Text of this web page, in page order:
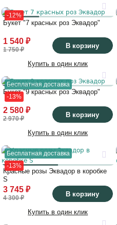
-12%
Букет "7 красных роз Эквадор"
1 540 ₽
1 750 ₽ В корзину
Купить в один клик
Бесплатная доставка
-13%
Букет "9 красных роз Эквадор"
2 580 ₽
2 970 ₽ В корзину
Купить в один клик
Бесплатная доставка
-13%
Красные розы Эквадор в коробке
S
3 745 ₽
4 300 ₽ В корзину
Купить в один клик